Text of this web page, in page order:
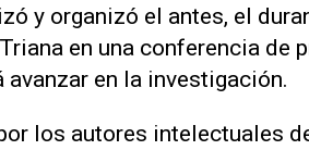
y organizó el antes, el
en una conferencia de
avanzar en la investigación.
los autores intelectuales